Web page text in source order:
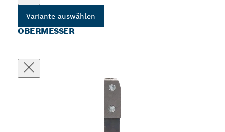
Variante auswählen
OBERMESSER